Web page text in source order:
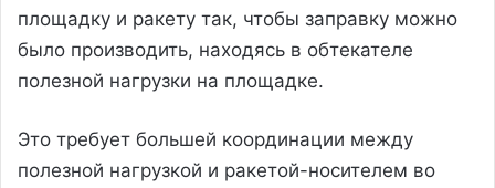
площадку и ракету так, чтобы заправку можно
было производить, находясь в обтекателе
полезной нагрузки на площадке.
Это требует большей координации между
полезной нагрузкой и ракетой-носителем во